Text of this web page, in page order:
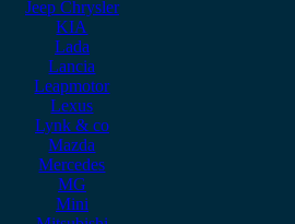
Jeep Chrysler
KIA
Lada
Lancia
Leapmotor
Lexus
Lynk & co
Mazda
Mercedes
MG
Mini